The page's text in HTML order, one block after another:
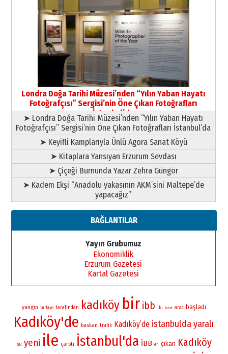
Londra Doğa Tarihi Müzesi’nden “Yılın Yaban Hayatı
Fotoğrafçısı” Sergisi’nin Öne Çıkan Fotoğrafları
İstanbul’da
➤ Londra Doğa Tarihi Müzesi’nden “Yılın Yaban Hayatı
Fotoğrafçısı” Sergisi’nin Öne Çıkan Fotoğrafları İstanbul’da
➤ Keyifli Kamplarıyla Ünlü Agora Sanat Köyü
➤ Kitaplara Yansıyan Erzurum Sevdası
➤ Çiçeği Burnunda Yazar Zehra Güngör
➤ Kadem Ekşi “Anadolu yakasının AKM’sini Maltepe’de
yapacağız”
BAĞLANTILAR
Yayın Grubumuz
Ekonomiklik
Erzurum Gazetesi
Kartal Gazetesi
yangin turkiye tarafından kadıköy bir ibb iki özel arac başladı
Kadıköy'de baskan trafik Kadıköy’de istanbulda yaralı
bu yeni ile çarptı İstanbul'da İBB en çıkan Kadıköy